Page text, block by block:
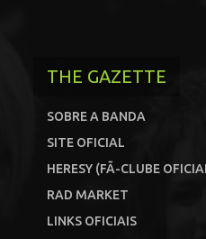
THE GAZETTE
SOBRE A BANDA
SITE OFICIAL
HERESY (FÃ-CLUBE
RAD MARKET
LINKS OFICIAIS